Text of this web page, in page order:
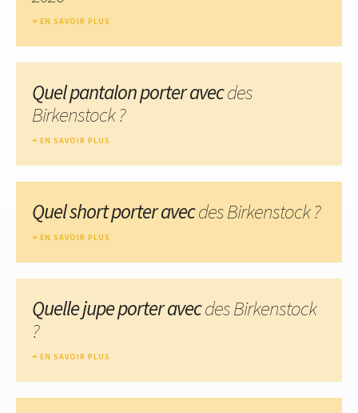
EN SAVOIR PLUS
Quel pantalon porter avecdes
Birkenstock ?
EN SAVOIR PLUS
Quel short porter avecdes Birkenstock ?
EN SAVOIR PLUS
Quelle jupe porter avecdes Birkenstock
?
EN SAVOIR PLUS